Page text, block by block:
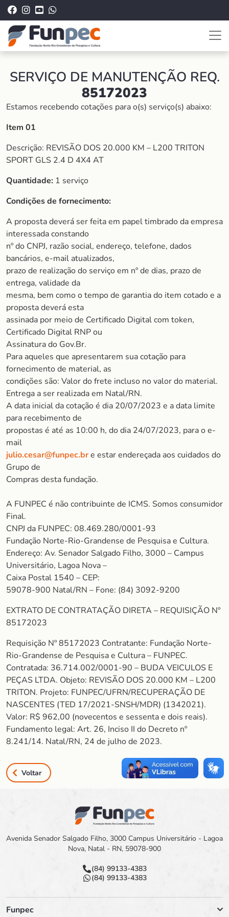
SERVIÇO DE MANUTENÇÃO REQ.
85172023
Estamos recebendo cotações para o(s) serviço(s) abaixo:
Item 01
Descrição: REVISÃO DOS 20.000 KM – L200 TRITON
SPORT GLS 2.4 D 4X4 AT
Quantidade: 1 serviço
Condições de fornecimento:
A proposta deverá ser feita em papel timbrado da empresa
interessada constando
nº do CNPJ, razão social, endereço, telefone, dados
bancários, e-mail atualizados,
prazo de realização do serviço em nº de dias, prazo de
entrega, validade da
mesma, bem como o tempo de garantia do item cotado e a
proposta deverá esta
assinada por meio de Certificado Digital com token,
Certificado Digital RNP ou
Assinatura do Gov.Br.
Para aqueles que apresentarem sua cotação para
fornecimento de material, as
condições são: Valor do frete incluso no valor do material.
Entrega a ser realizada em Natal/RN.
A data inicial da cotação é dia 20/07/2023 e a data limite
para recebimento de
propostas é até as 10:00 h, do dia 24/07/2023, para o e-
mail
julio.cesar@funpec.bre estar endereçada aos cuidados do
Grupo de
Compras desta fundação.
A FUNPEC é não contribuinte de ICMS. Somos consumidor
Final.
CNPJ da FUNPEC: 08.469.280/0001-93
Fundação Norte-Rio-Grandense de Pesquisa e Cultura.
Endereço: Av. Senador Salgado Filho, 3000 – Campus
Universitário, Lagoa Nova –
Caixa Postal 1540 – CEP:
59078-900 Natal/RN – Fone: (84) 3092-9200
EXTRATO DE CONTRATAÇÃO DIRETA – REQUISIÇÃO Nº
85172023
Requisição Nº 85172023 Contratante: Fundação Norte-
Rio-Grandense de Pesquisa e Cultura – FUNPEC.
Contratada: 36.714.002/0001-90 – BUDA VEICULOS E
PEÇAS LTDA. Objeto: REVISÃO DOS 20.000 KM – L200
TRITON. Projeto: FUNPEC/UFRN/RECUPERAÇÃO DE
NASCENTES (TED 17/2021-SNSH/MDR) (1342021).
Valor: R$ 962,00 (novecentos e sessenta e dois reais).
Fundamento legal: Art. 26, Inciso II do Decreto nº
8.241/14. Natal/RN, 24 de julho de 2023.
Voltar
Avenida Senador Salgado Filho, 3000 Campus Universitário - Lagoa
Nova, Natal - RN, 59078-900
(84) 99133-4383
(84) 99133-4383
Funpec